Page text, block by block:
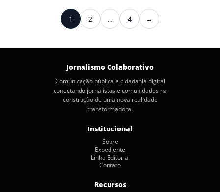
Paginação 1 2 … 4 →Próximo
Jornalismo Colaborativo
Comunicação pública e cidadania digital
conectando jornalistas e comunidades na
construção de uma nova realidade
transformadora.
Institucional
Sobre
Expediente
Linha Editorial
Contato
Recursos